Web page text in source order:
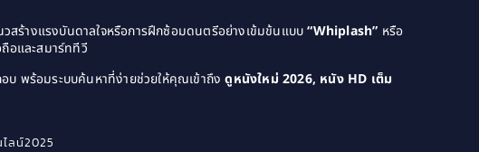
Disney+(42)
สร้างแรงบันดาลใจหรือการฝึกซ้อมดนตรีอย่างเข้มข้นแบบ“Whiplash” หรือ
อและสมาร์ททีวี
บ พร้อมระบบค้นหาที่ง่ายช่วยให้คุณเข้าถึงดูหนังใหม่ 2026, หนัง HD เต็ม
ลน์2025